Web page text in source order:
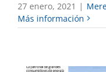
27 enero, 2021 |
Más información